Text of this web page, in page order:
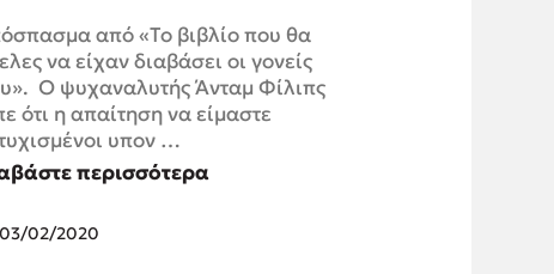
από «Το βιβλίο που θα
να είχαν διαβάσει οι γονείς
Ο ψυχαναλυτής Άνταμ Φίλιπς
ότι η απαίτηση να είμαστε
υπον …
περισσότερα
03/02/2020